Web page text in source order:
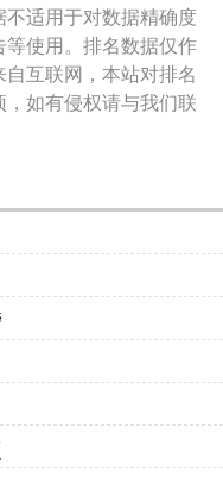
适用于对数据精确度
等使用。排名数据仅作
互联网，本站对排名
如有侵权请与我们联